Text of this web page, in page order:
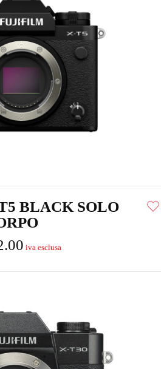
BLACK SOLO